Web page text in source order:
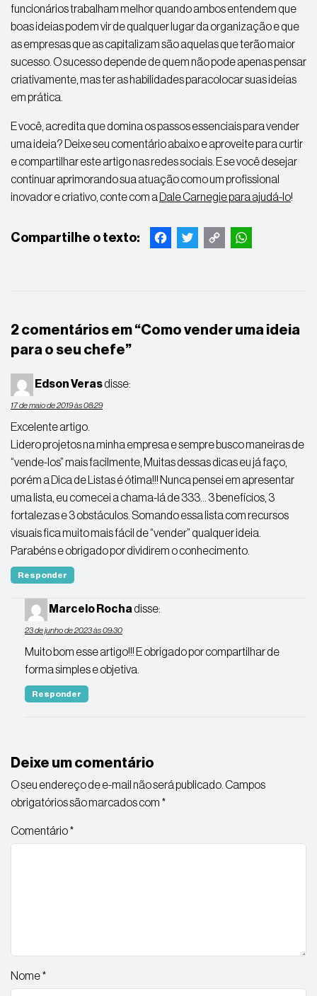
funcionários trabalham melhor quando ambos entendem que
boas ideias podem vir de qualquer lugar da organização e que
as empresas que as capitalizam são aquelas que terão maior
sucesso. O sucesso depende de quem não pode apenas pensar
criativamente, mas ter as habilidades paracolocar suas ideias
em prática.
E você, acredita que domina os passos essenciais para vender
uma ideia? Deixe seu comentário abaixo e aproveite para curtir
e compartilhar este artigo nas redes sociais. E se você desejar
continuar aprimorando sua atuação como um profissional
inovador e criativo, conte com a Dale Carnegie para ajudá-lo!
FacebookTwitterCopy
WhatsApp
2 comentários em “Como vender uma ideia
para o seu chefe”
Edson Verasdisse:
17 de maio de 2019 às 08:29
Excelente artigo.
Lidero projetos na minha empresa e sempre busco maneiras de
“vende-los” mais facilmente, Muitas dessas dicas eu já faço,
porém a Dica de Listas é ótima!!! Nunca pensei em apresentar
uma lista, eu comecei a chama-lá de 333… 3 benefícios, 3
fortalezas e 3 obstáculos. Somando essa lista com recursos
visuais fica muito mais fácil de “vender” qualquer ideia.
Parabéns e obrigado por dividirem o conhecimento.
Responder
Marcelo Rochadisse:
23 de junho de 2023 às 09:30
Muito bom esse artigo!!! E obrigado por compartilhar de
forma simples e objetiva.
Responder
Deixe um comentário
O seu endereço de e-mail não será publicado. Campos
obrigatórios são marcados com *
Comentário*
Nome*